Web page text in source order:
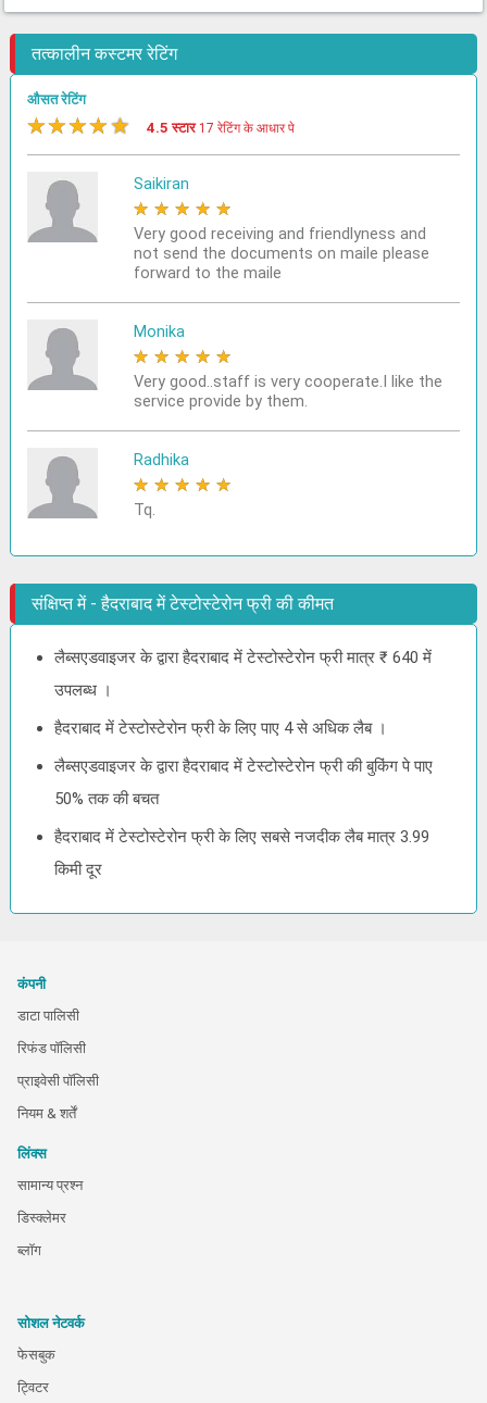
तत्कालीन कस्टमर रेटिंग
औसत रेटिंग
★★★★★ 4.5 स्टार 17 रेटिंग के आधार पे
Saikiran
★ ★ ★ ★ ★
Very good receiving and friendlyness and
not send the documents on maile please
forward to the maile
Monika
★ ★ ★ ★ ★
Very good..staff is very cooperate.I like the
service provide by them.
Radhika
★ ★ ★ ★ ★
Tq.
संक्षिप्त में - हैदराबाद में टेस्टोस्टेरोन फ्री की कीमत
लैब्सएडवाइजर के द्वारा हैदराबाद में टेस्टोस्टेरोन फ्री मात्र ₹ 640 में
उपलब्ध ।
हैदराबाद में टेस्टोस्टेरोन फ्री के लिए पाए 4 से अधिक लैब ।
लैब्सएडवाइजर के द्वारा हैदराबाद में टेस्टोस्टेरोन फ्री की बुकिंग पे पाए
50% तक की बचत
हैदराबाद में टेस्टोस्टेरोन फ्री के लिए सबसे नजदीक लैब मात्र 3.99
किमी दूर
कंपनी
डाटा पालिसी
रिफंड पॉलिसी
प्राइवेसी पॉलिसी
नियम & शर्तें
लिंक्स
सामान्य प्रश्न
डिस्क्लेमर
ब्लॉग
सोशल नेटवर्क
फेसबुक
ट्विटर